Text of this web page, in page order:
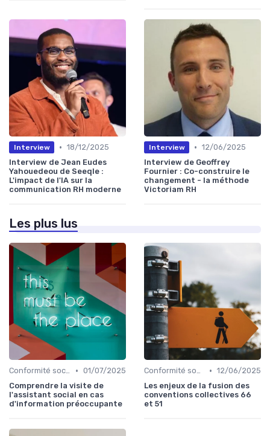
Interview • 18/12/2025
Interview de Jean Eudes
Yahouedeou de Seeqle :
L'impact de l'IA sur la
communication RH moderne
Interview • 12/06/2025
Interview de Geoffrey
Fournier : Co-construire le
changement - la méthode
Victoriam RH
Les plus lus
Conformité sociale & droit du travail • 01/07/2025
Comprendre la visite de
l'assistant social en cas
d'information préoccupante
Conformité sociale & droit du travail • 12/06/2025
Les enjeux de la fusion des
conventions collectives 66
et 51